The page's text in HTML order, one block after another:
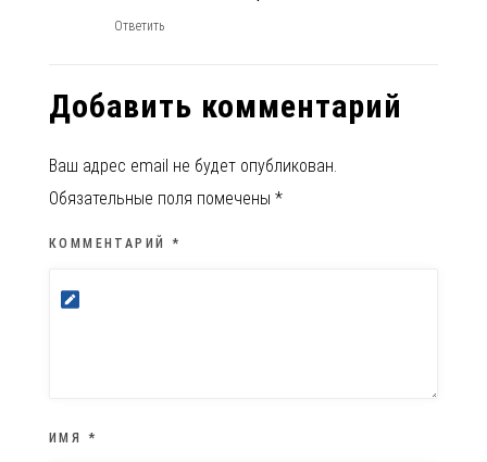
Ответить
Добавить комментарий
Ваш адрес email не будет опубликован.
Обязательные поля помечены *
КОММЕНТАРИЙ *
ИМЯ *